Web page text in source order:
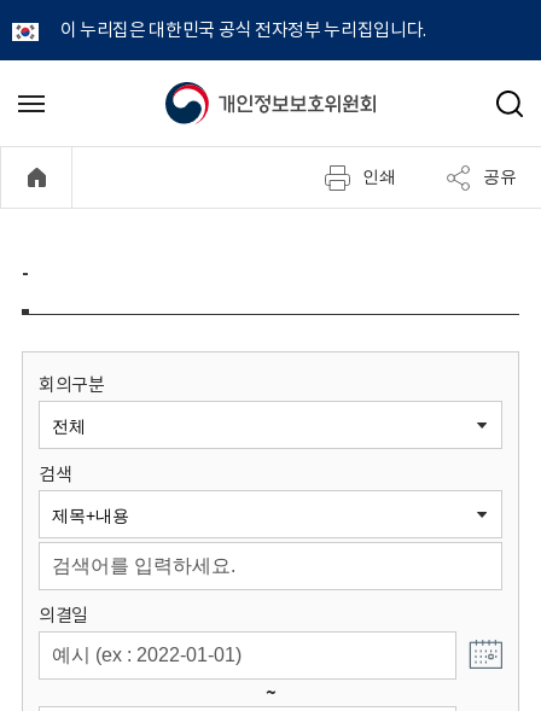
이 누리집은 대한민국 공식 전자정부 누리집입니다.
개
정
보
원
회
메
기
검
인쇄 공유
-
회의구분
검색
의결일
~